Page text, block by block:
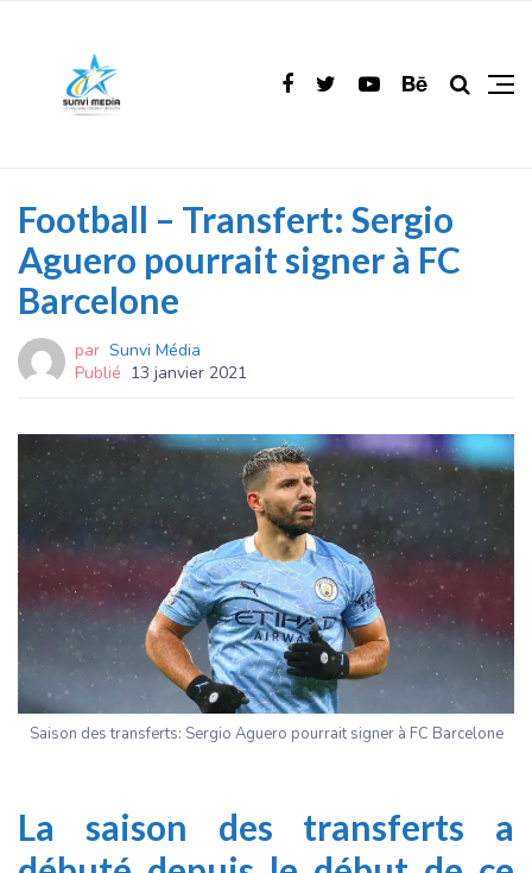
Football – Transfert: Sergio
Aguero pourrait signer à FC
Barcelone
par Sunvi Média
Publié 13 janvier 2021
Saison des transferts: Sergio Aguero pourrait signer à FC Barcelone
La saison des transferts a